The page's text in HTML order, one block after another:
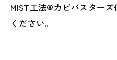
MIST工法®カビバスター
ください。